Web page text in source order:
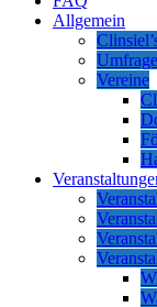
Allgemein
Vereine